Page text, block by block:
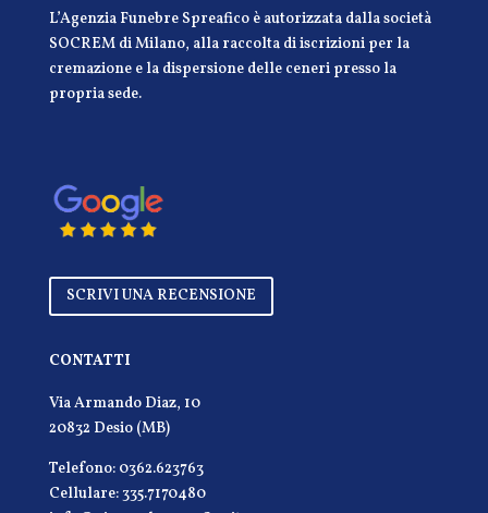
L’Agenzia Funebre Spreafico è autorizzata dalla società
SOCREM di Milano, alla raccolta di iscrizioni per la
cremazione e la dispersione delle ceneri presso la
propria sede.
SCRIVI UNA RECENSIONE
CONTATTI
Via Armando Diaz, 10
20832 Desio (MB)
Telefono: 0362.623763
Cellulare: 335.7170480